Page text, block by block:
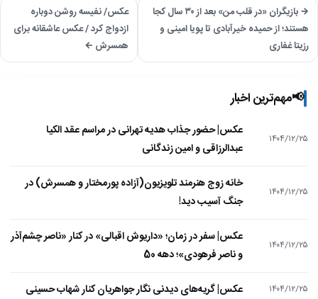
→ بازیگران «در قلب من» بعد از ۳۰ سال کجا
هستند؛ از حمیده خیرآبادی تا پویا امینی و
رزیتا غفاری
عکس/ نفیسه روشن دوباره
ازدواج کرد / عکس عاشقانه برای
همسرش ←
📢مهم‌ترین اخبار
۱۴۰۴/۱۲/۲۵
عکس| حضور جذاب هدیه تهرانی در مراسم عقد الکیا
عبدالرزاقی و امین زندگانی
۱۴۰۴/۱۲/۲۵
خانه زوج هنرمند تلویزیون(آزاده پورمختار و همسرش) در
جنگ آسیب دید!
۱۴۰۴/۱۲/۲۵
عکس| سفر در زمان؛ «داریوش اقبالی» در کنار «ناصر چشم‌آذر
و ناصر فرهودی»؛ دهه 50
۱۴۰۴/۱۲/۲۵ عکس| گریه‌های دیدنی نگار جواهریان کنار شهاب حسینی